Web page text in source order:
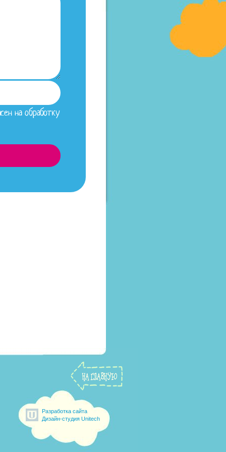
на обработку
Разработка сайта
Дизайн-студия Unitech